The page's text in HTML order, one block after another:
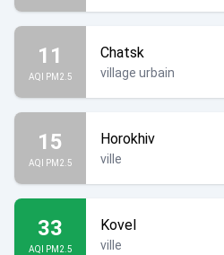
11
AQI PM2.5
Chatsk
village urbain
15
AQI PM2.5
Horokhiv
ville
33
AQI PM2.5
Kovel
ville